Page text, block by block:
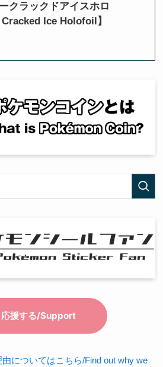
クラックドアイスホロ
Ice Holofoil】
についてはこちら/Find out why we